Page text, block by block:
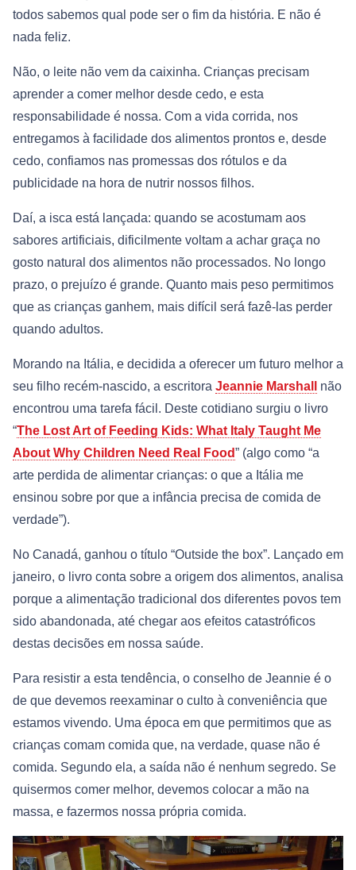
todos sabemos qual pode ser o fim da história. E não é
nada feliz.
Não, o leite não vem da caixinha. Crianças precisam
aprender a comer melhor desde cedo, e esta
responsabilidade é nossa. Com a vida corrida, nos
entregamos à facilidade dos alimentos prontos e, desde
cedo, confiamos nas promessas dos rótulos e da
publicidade na hora de nutrir nossos filhos.
Daí, a isca está lançada: quando se acostumam aos
sabores artificiais, dificilmente voltam a achar graça no
gosto natural dos alimentos não processados. No longo
prazo, o prejuízo é grande. Quanto mais peso permitimos
que as crianças ganhem, mais difícil será fazê-las perder
quando adultos.
Morando na Itália, e decidida a oferecer um futuro melhor a
seu filho recém-nascido, a escritora Jeannie Marshall
não
encontrou uma tarefa fácil. Deste cotidiano surgiu o livro
“The Lost Art of Feeding Kids: What Italy Taught Me
About Why Children Need Real Food” (algo como “a
arte perdida de alimentar crianças: o que a Itália me
ensinou sobre por que a infância precisa de comida de
verdade”).
No Canadá, ganhou o título “Outside the box”. Lançado em
janeiro, o livro conta sobre a origem dos alimentos, analisa
porque a alimentação tradicional dos diferentes povos tem
sido abandonada, até chegar aos efeitos catastróficos
destas decisões em nossa saúde.
Para resistir a esta tendência, o conselho de Jeannie é o
de que devemos reexaminar o culto à conveniência que
estamos vivendo. Uma época em que permitimos que as
crianças comam comida que, na verdade, quase não é
comida. Segundo ela, a saída não é nenhum segredo. Se
quisermos comer melhor, devemos colocar a mão na
massa, e fazermos nossa própria comida.